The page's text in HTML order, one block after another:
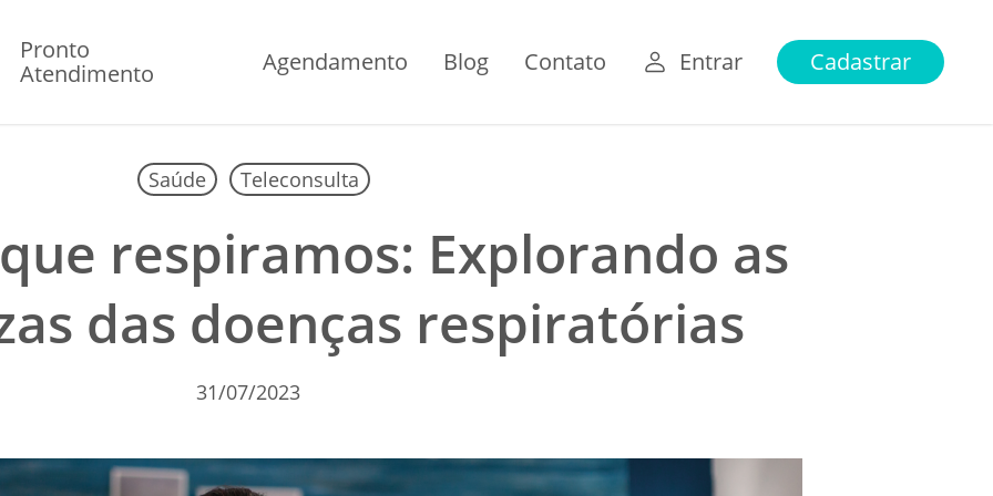
Pronto
Atendimento
Agendamento Blog Contato Entrar Cadastrar
Saúde Teleconsulta
respiramos: Explorando as
das doenças respiratórias
31/07/2023